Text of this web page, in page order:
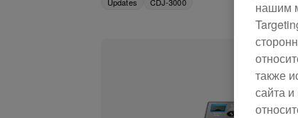
нашим
также
сайта